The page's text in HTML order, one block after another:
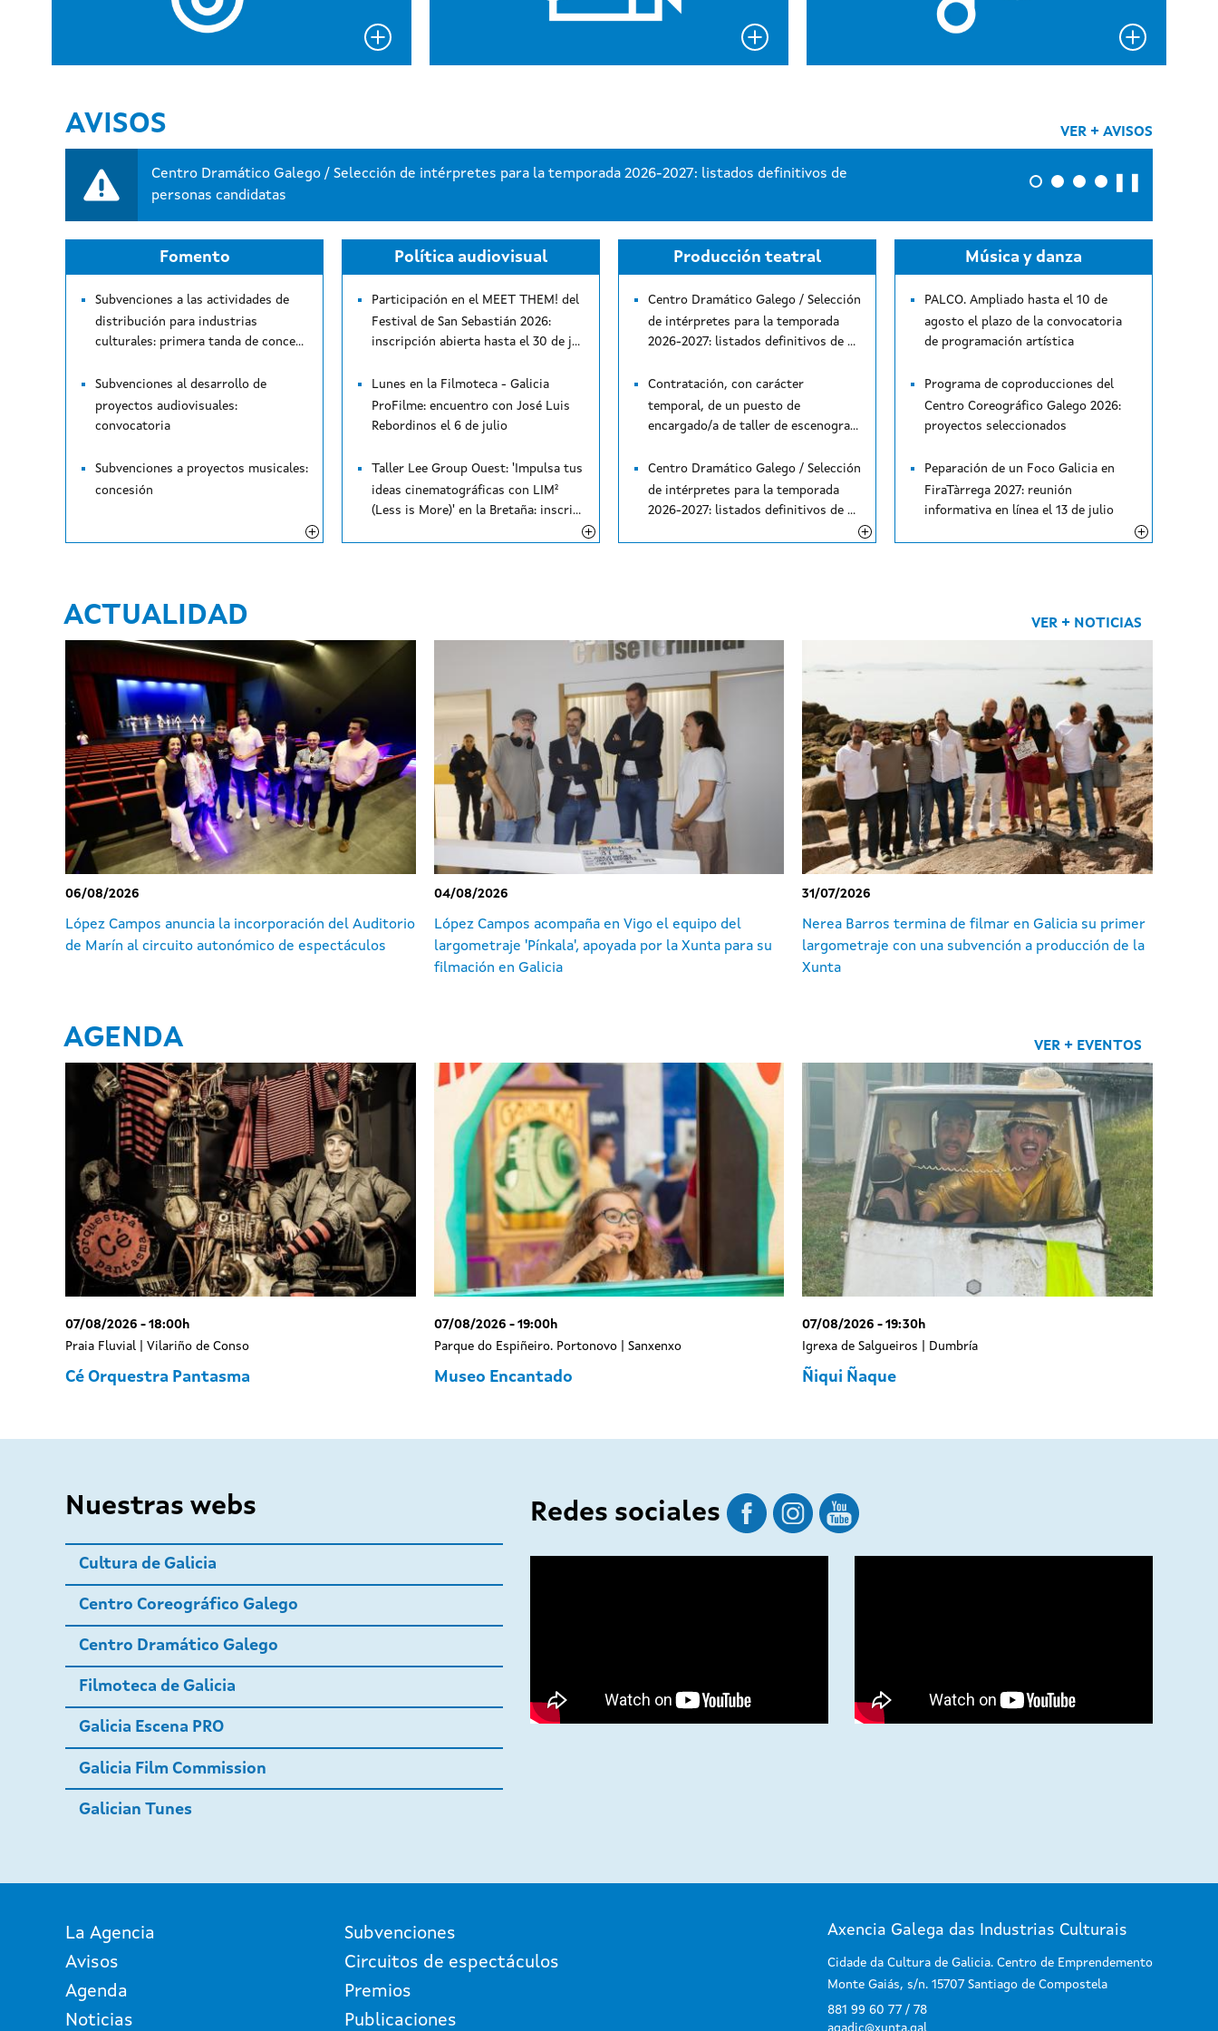
AVISOS VER + AVISOS
PALCO. Ampliado hasta el 10 de agosto el plazo de la convocatoria de programación artística
Fomento
Subvenciones a las actividades de
distribución para industrias
culturales: primera tanda de concesiones
Subvenciones al desarrollo de
proyectos audiovisuales:
convocatoria
Subvenciones a proyectos musicales:
concesión
Política audiovisual
Participación en el MEET THEM! del
Festival de San Sebastián 2026:
inscripción abierta hasta el 30 de julio
Lunes en la Filmoteca - Galicia
ProFilme: encuentro con José Luis
Rebordinos el 6 de julio
Taller Lee Group Ouest: 'Impulsa tus
ideas cinematográficas con LIM²
(Less is More)' en la Bretaña: inscripciones hasta el 2 de julio
Producción teatral
Centro Dramático Galego / Selección
de intérpretes para la temporada
2026-2027: listados definitivos de personas candidatas
Contratación, con carácter
temporal, de un puesto de
encargado/a de taller de escenografía: modificación del listado provisional de personas no admitidas
Centro Dramático Galego / Selección
de intérpretes para la temporada
2026-2027: listados definitivos de personas admitidas a las pruebas
Música y danza
PALCO. Ampliado hasta el 10 de
agosto el plazo de la convocatoria
de programación artística
Programa de coproducciones del
Centro Coreográfico Galego 2026:
proyectos seleccionados
Peparación de un Foco Galicia en
FiraTàrrega 2027: reunión
informativa en línea el 13 de julio
ACTUALIDAD VER + NOTICIAS
06/08/2026
López Campos anuncia la incorporación del Auditorio
de Marín al circuito autonómico de espectáculos
04/08/2026
López Campos acompaña en Vigo el equipo del
largometraje 'Pínkala', apoyada por la Xunta para su
filmación en Galicia
31/07/2026
Nerea Barros termina de filmar en Galicia su primer
largometraje con una subvención a producción de la
Xunta
AGENDA VER + EVENTOS
07/08/2026 - 18:00h
Praia Fluvial | Vilariño de Conso
Cé Orquestra Pantasma
07/08/2026 - 19:00h
Parque do Espiñeiro. Portonovo | Sanxenxo
Museo Encantado
07/08/2026 - 19:30h
Igrexa de Salgueiros | Dumbría
Ñiqui Ñaque
Nuestras webs
Cultura de Galicia
Centro Coreográfico Galego
Centro Dramático Galego
Filmoteca de Galicia
Galicia Escena PRO
Galicia Film Commission
Galician Tunes
Redes sociales
La Agencia
Avisos
Agenda
Noticias
Subvenciones
Circuitos de espectáculos
Premios
Publicaciones
Axencia Galega das Industrias Culturais
Cidade da Cultura de Galicia. Centro de Emprendemento
Monte Gaiás, s/n. 15707 Santiago de Compostela
881 99 60 77 / 78